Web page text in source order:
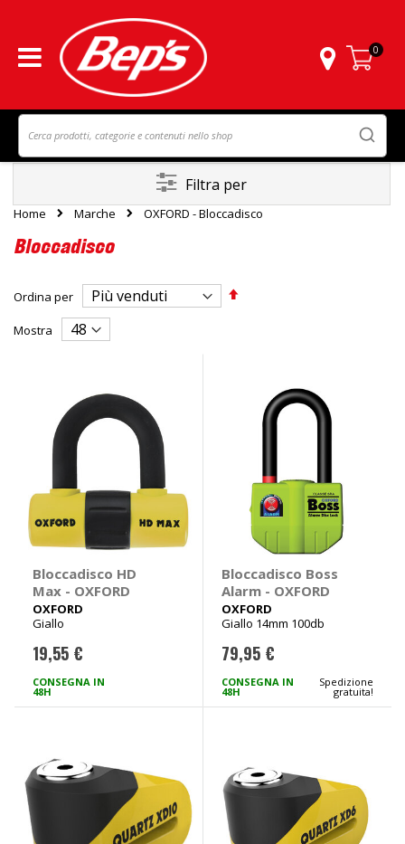
Carrello
0
Home Marche OXFORD - Bloccadisco
Bloccadisco
Ordina per
Imposta
Mostra
Bloccadisco HD
Max - OXFORD
OXFORD
Giallo
19,55 €
CONSEGNA IN
48H
Bloccadisco Boss
Alarm - OXFORD
OXFORD
Giallo 14mm 100db
79,95 €
CONSEGNA IN
48H
Spedizione
gratuita!
Filtra per